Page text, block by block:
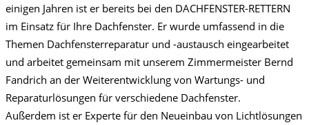
einigen Jahren ist er bereits bei den DACHFENSTER-RETTERN
im Einsatz für Ihre Dachfenster. Er wurde umfassend in die
Themen Dachfensterreparatur und -austausch eingearbeitet
und arbeitet gemeinsam mit unserem Zimmermeister Bernd
Fandrich an der Weiterentwicklung von Wartungs- und
Reparaturlösungen für verschiedene Dachfenster.
Außerdem ist er Experte für den Neueinbau von Lichtlösungen